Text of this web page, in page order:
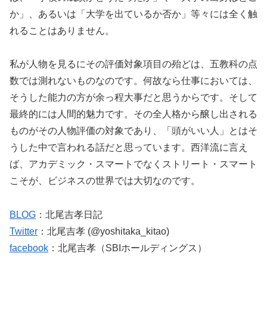
か」、あるいは「大学を出ているか否か」等々には全く触
れることはありません。
私が人物を見るにその評価対象項目の殆どは、五教科の点
数では測れないものなのです。何故なら仕事においては、
そうした能力の方が余っ程大事だと思うからです。そして
最終的には人間的魅力です。その全人格から醸し出される
ものがその人物評価の対象であり、「頭がいい人」とはそ
うした中で言われる話だと思っています。西洋流に言え
ば、アカデミック・スマートでなくストリート・スマート
こそが、ビジネスの世界では大切なのです。
BLOG ：北尾吉孝日記
Twitter ：北尾吉孝 (@yoshitaka_kitao)
facebook ：北尾吉孝（SBIホールディングス）